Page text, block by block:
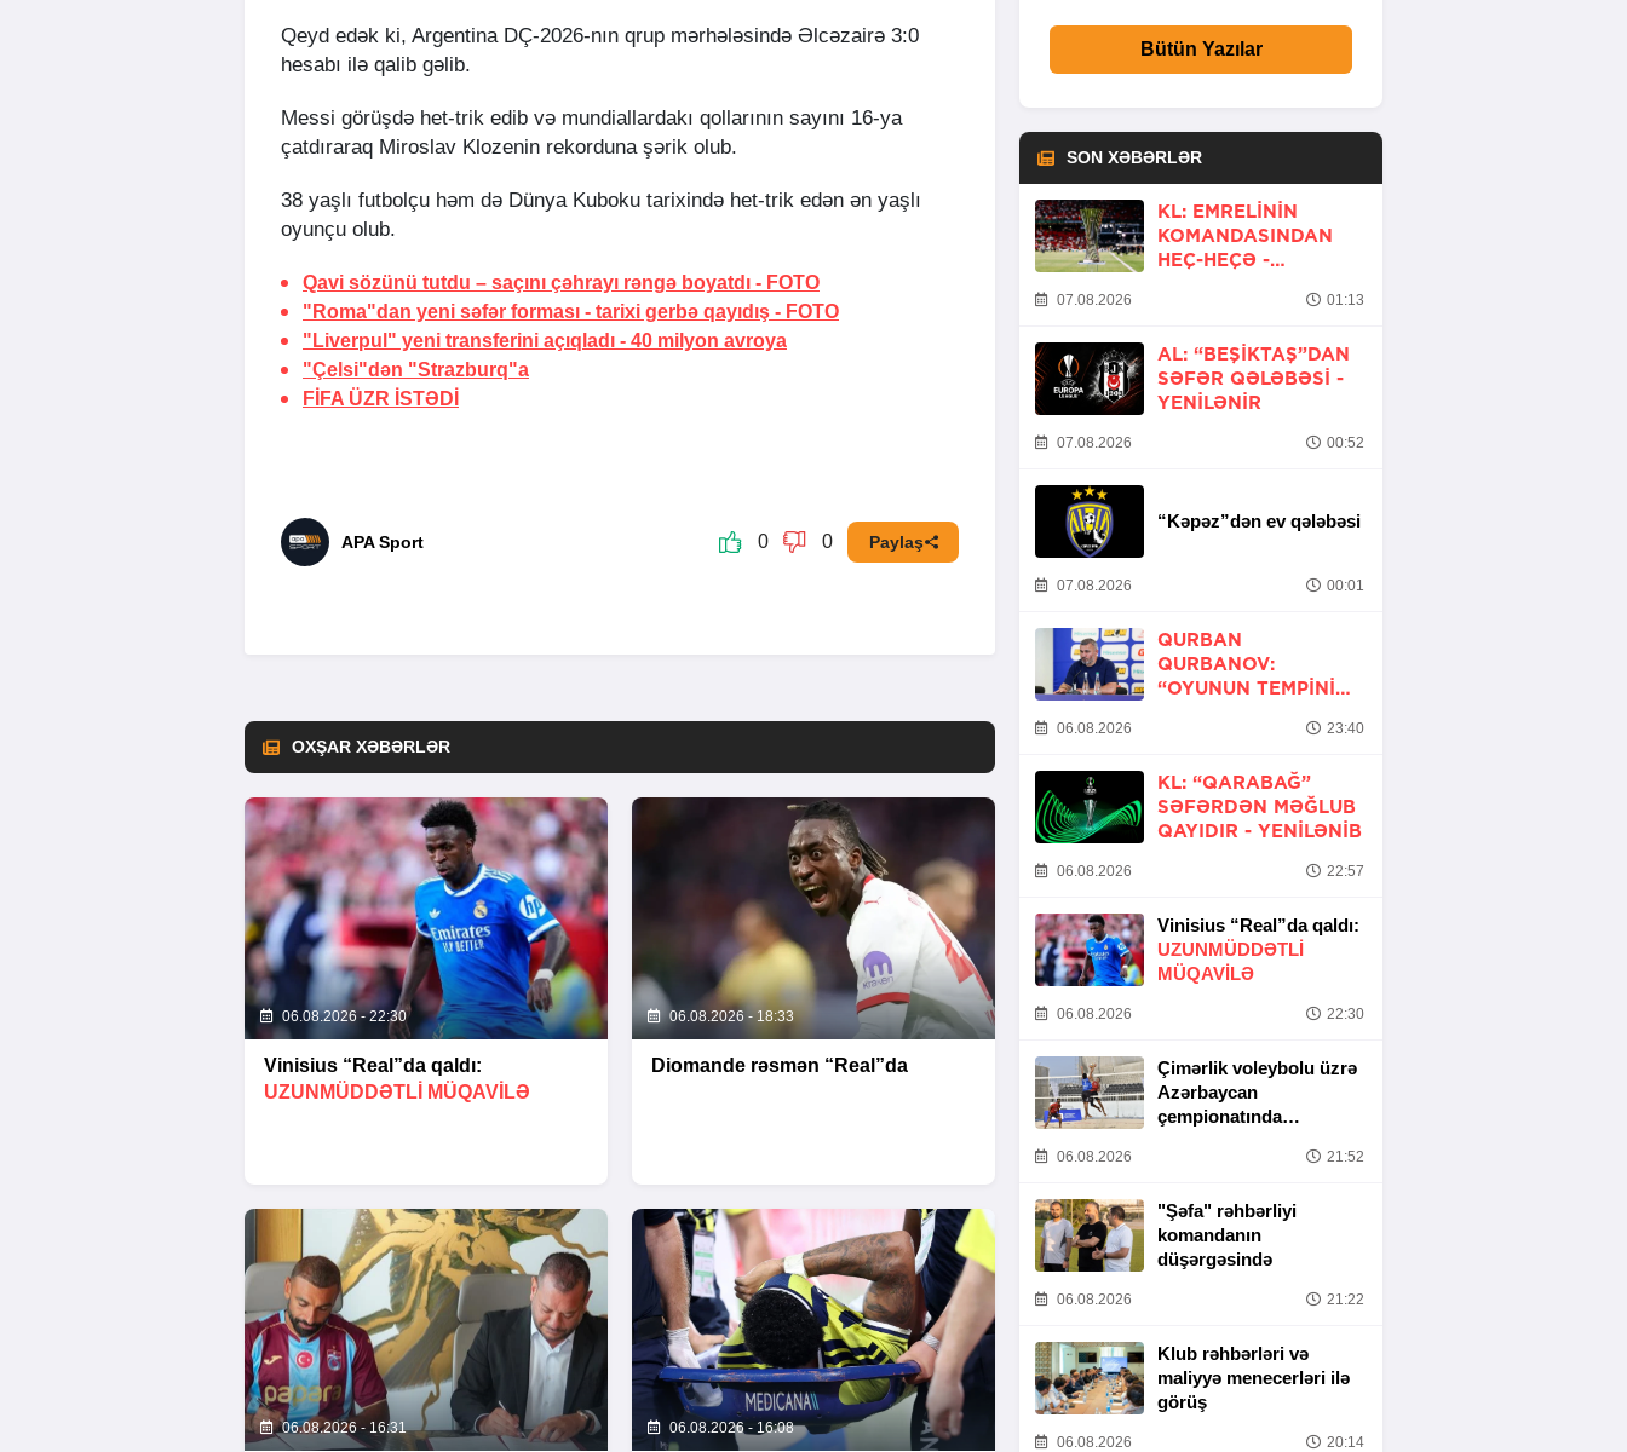
Qeyd edək ki, Argentina DÇ-2026-nın qrup mərhələsində Əlcəzairə 3:0
hesabı ilə qalib gəlib.
Messi görüşdə het-trik edib və mundiallardakı qollarının sayını 16-ya
çatdıraraq Miroslav Klozenin rekorduna şərik olub.
38 yaşlı futbolçu həm də Dünya Kuboku tarixində het-trik edən ən yaşlı
oyunçu olub.
Qavi sözünü tutdu – saçını çəhrayı rəngə boyatdı - FOTO
"Roma"dan yeni səfər forması - tarixi gerbə qayıdış - FOTO
"Liverpul" yeni transferini açıqladı - 40 milyon avroya
"Çelsi"dən "Strazburq"a
FİFA ÜZR İSTƏDİ
APA Sport 0 0 Paylaş
OXŞAR XƏBƏRLƏR
06.08.2026 - 22:30
Vinisius “Real”da qaldı:
UZUNMÜDDƏTLİ MÜQAVİLƏ
06.08.2026 - 18:33
Diomande rəsmən “Real”da
06.08.2026 - 16:31 06.08.2026 - 16:08
Bütün Yazılar
SON XƏBƏRLƏR
KL: EMRELININ
KOMANDASINDAN
HEÇ-HEÇƏ -
07.08.2026 01:13
AL: “BEŞIKTAŞ”DAN
SƏFƏR QƏLƏBƏSI -
YENİLƏNİR
07.08.2026 00:52
“Kəpəz”dən ev qələbəsi
07.08.2026 00:01
QURBAN
QURBANOV:
“OYUNUN TEMPINI
06.08.2026 23:40
KL: “QARABAĞ”
SƏFƏRDƏN MƏĞLUB
QAYIDIR - YENİLƏNİB
06.08.2026 22:57
Vinisius “Real”da qaldı:
UZUNMÜDDƏTLİ
MÜQAVİLƏ
06.08.2026 22:30
Çimərlik voleybolu üzrə
Azərbaycan
çempionatında
06.08.2026 21:52
"Şəfa" rəhbərliyi
komandanın
düşərgəsində
06.08.2026 21:22
Klub rəhbərləri və
maliyyə menecerləri ilə
görüş
06.08.2026 20:14